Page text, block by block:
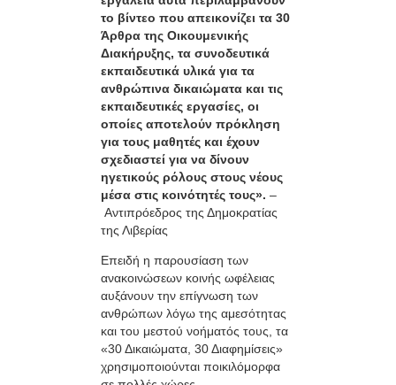
το βίντεο που απεικονίζει τα 30
Άρθρα της Οικουμενικής
Διακήρυξης, τα συνοδευτικά
εκπαιδευτικά υλικά για τα
ανθρώπινα δικαιώματα και τις
εκπαιδευτικές εργασίες, οι
οποίες αποτελούν πρόκληση
για τους μαθητές και έχουν
σχεδιαστεί για να δίνουν
ηγετικούς ρόλους στους νέους
μέσα στις κοινότητές τους». –
Αντιπρόεδρος της Δημοκρατίας
της Λιβερίας
Επειδή η παρουσίαση των
ανακοινώσεων κοινής ωφέλειας
αυξάνουν την επίγνωση των
ανθρώπων λόγω της αμεσότητας
και του μεστού νοήματός τους, τα
«30 Δικαιώματα, 30 Διαφημίσεις»
χρησιμοποιούνται ποικιλόμορφα